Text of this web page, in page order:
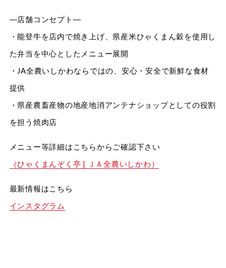
―店舗コンセプト―
・能登牛を店内で焼き上げ、県産米ひゃくまん穀を使用し
た弁当を中心としたメニュー展開
・JA全農いしかわならではの、安心・安全で新鮮な食材
提供
・県産農畜産物の地産地消アンテナショップとしての役割
を担う焼肉店
メニュー等詳細はこちらからご確認下さい
（ひゃくまんぞく亭 | ＪＡ全農いしかわ）
最新情報はこちら
インスタグラム